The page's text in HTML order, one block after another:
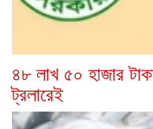
৪৮ লাখ ৫০ হাজার
ট্রলারেই